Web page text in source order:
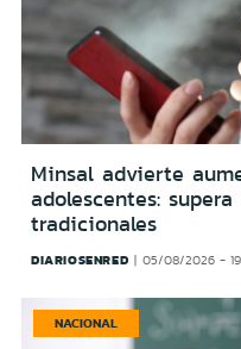
Minsal advierte
adolescentes:
tradicionales
DIARIOSENRED 05/08/2026 -
NACIONAL